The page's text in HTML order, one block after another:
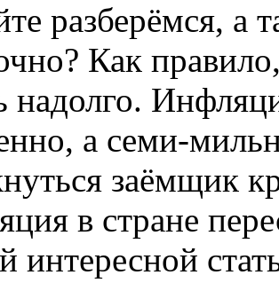
разберёмся, а
Как
надолго.
а семи-
заёмщик
в стране
интересной